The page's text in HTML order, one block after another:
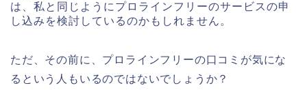
は、私と同じようにプロラインフリーのサービスの申
し込みを検討しているのかもしれません。
ただ、その前に、プロラインフリーの口コミが気にな
るという人もいるのではないでしょうか？